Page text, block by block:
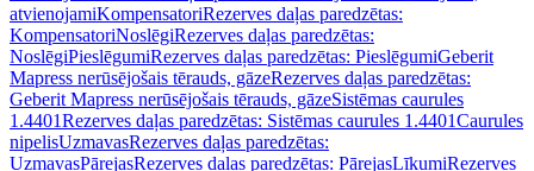
atvienojamiKompensatoriRezerves daļas paredzētas:
KompensatoriNoslēgiRezerves daļas paredzētas:
NoslēgiPieslēgumiRezerves daļas paredzētas: PieslēgumiGeberit
Mapress nerūsējošais tērauds, gāzeRezerves daļas paredzētas:
Geberit Mapress nerūsējošais tērauds, gāzeSistēmas caurules
1.4401Rezerves daļas paredzētas: Sistēmas caurules 1.4401Caurules
nipelisUzmavasRezerves daļas paredzētas:
UzmavasPārejasRezerves daļas paredzētas: PārejasLīkumiRezerves